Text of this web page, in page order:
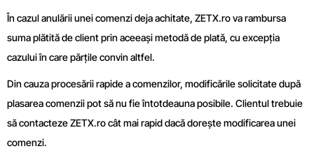
În cazul anulării unei comenzi deja achitate, ZETX.ro va rambursa
suma plătită de client prin aceeași metodă de plată, cu excepția
cazului în care părțile convin altfel.
Din cauza procesării rapide a comenzilor, modificările solicitate după
plasarea comenzii pot să nu fie întotdeauna posibile. Clientul trebuie
să contacteze ZETX.ro cât mai rapid dacă dorește modificarea unei
comenzi.